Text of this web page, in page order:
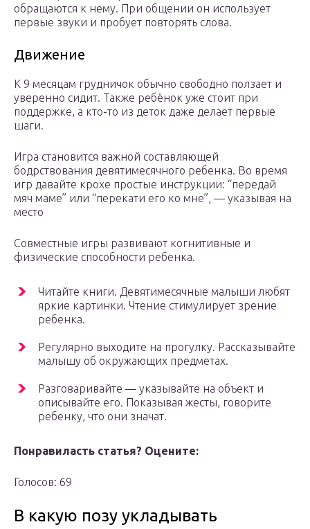
обращаются к нему. При общении он использует
первые звуки и пробует повторять слова.
Движение
К 9 месяцам грудничок обычно свободно ползает и
уверенно сидит. Также ребёнок уже стоит при
поддержке, а кто-то из деток даже делает первые
шаги.
Игра становится важной составляющей
бодрствования девятимесячного ребенка. Во время
игр давайте крохе простые инструкции: “передай
мяч маме” или “перекати его ко мне”, — указывая на
место
Совместные игры развивают когнитивные и
физические способности ребенка.
Читайте книги. Девятимесячные малыши любят
яркие картинки. Чтение стимулирует зрение
ребенка.
Регулярно выходите на прогулку. Рассказывайте
малышу об окружающих предметах.
Разговаривайте — указывайте на объект и
описывайте его. Показывая жесты, говорите
ребенку, что они значат.
Понравиласть статья? Оцените:
Голосов: 69
В какую позу укладывать